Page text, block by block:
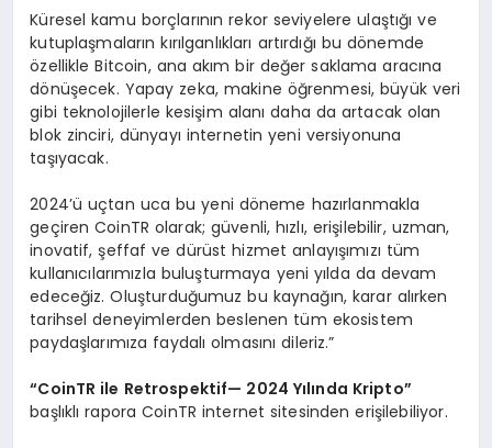
Küresel kamu borçlarının rekor seviyelere ulaştığı ve
kutuplaşmaların kırılganlıkları artırdığı bu dönemde
özellikle Bitcoin, ana akım bir değer saklama aracına
dönüşecek. Yapay zeka, makine öğrenmesi, büyük veri
gibi teknolojilerle kesişim alanı daha da artacak olan
blok zinciri, dünyayı internetin yeni versiyonuna
taşıyacak.
2024’ü uçtan uca bu yeni döneme hazırlanmakla
geçiren CoinTR olarak; güvenli, hızlı, erişilebilir, uzman,
inovatif, şeffaf ve dürüst hizmet anlayışımızı tüm
kullanıcılarımızla buluşturmaya yeni yılda da devam
edeceğiz. Oluşturduğumuz bu kaynağın, karar alırken
tarihsel deneyimlerden beslenen tüm ekosistem
paydaşlarımıza faydalı olmasını dileriz.”
“CoinTR ile Retrospektif— 2024 Yılında Kripto”
başlıklı rapora CoinTR internet sitesinden erişilebiliyor.